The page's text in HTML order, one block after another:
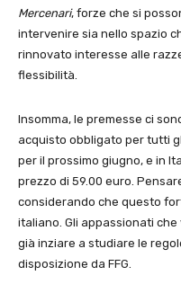
Mercenari, forze che si
intervenire sia nello spazio
rinnovato interesse alle
flessibilità.
Insomma, le premesse ci
acquisto obbligato per tutti
per il prossimo giugno, e in
prezzo di 59.00 euro.
considerando che questo
italiano. Gli appassionati
già inziare a studiare le
disposizione da FFG.